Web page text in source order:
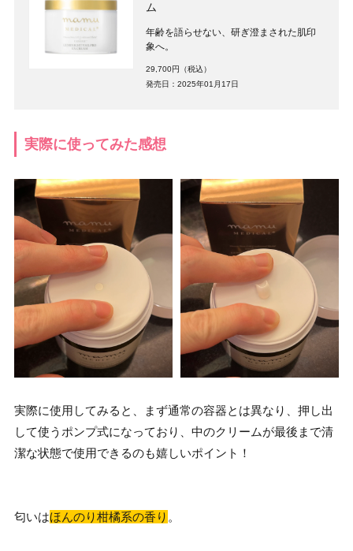
ム
年齢を語らせない、研ぎ澄まされた肌印
象へ。
29,700円（税込）
発売日：2025年01月17日
実際に使ってみた感想
実際に使用してみると、まず通常の容器とは異なり、押し出
して使うポンプ式になっており、中のクリームが最後まで清
潔な状態で使用できるのも嬉しいポイント！
匂いはほんのり柑橘系の香り 。